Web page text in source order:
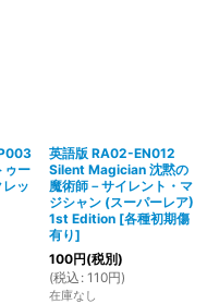
ゥー
ッ
英語版 RA02-EN012
Silent Magician 沈黙の
魔術師－サイレント・マ
ジシャン (スーパーレア)
1st Edition [各種初期傷
有り]
100円(税別)
(税込 : 110円)
在庫なし